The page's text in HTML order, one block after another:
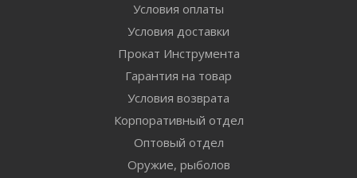
Условия оплаты
Условия доставки
Прокат Инструмента
Гарантия на товар
Условия возврата
Корпоративный отдел
Оптовый отдел
Оружие, рыболов